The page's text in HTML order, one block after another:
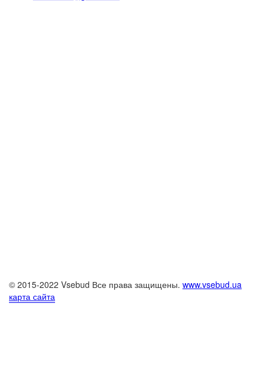
© 2015-2022 Vsebud Все права защищены. www.vsebud.ua
карта сайта